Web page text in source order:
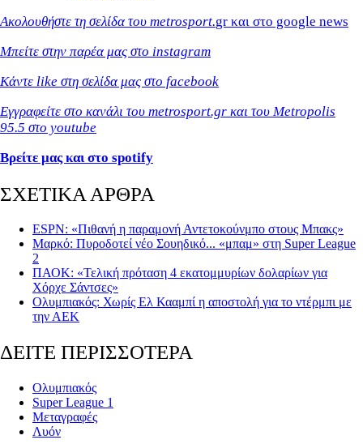
Ακολουθήστε τη σελίδα του metrosport.gr και στο google news
Μπείτε στην παρέα μας στο instagram
Κάντε like στη σελίδα μας στο facebook
Εγγραφείτε στο κανάλι του metrosport.gr και του Metropolis
95.5 στο youtube
Βρείτε μας και στο spotify
ΣΧΕΤΙΚΑ ΑΡΘΡΑ
ESPN: «Πιθανή η παραμονή Αντετοκούνμπο στους Μπακς»
Μαρκό: Πυροδοτεί νέο Σουηδικό... «μπαμ» στη Super League
2
ΠΑΟΚ: «Τελική πρόταση 4 εκατομμυρίων δολαρίων για
Χόρχε Σάντσες»
Ολυμπιακός: Χωρίς Ελ Κααμπί η αποστολή για το ντέρμπι με
την ΑΕΚ
ΔΕΙΤΕ ΠΕΡΙΣΣΟΤΕΡΑ
Ολυμπιακός
Super League 1
Μεταγραφές
Λυόν